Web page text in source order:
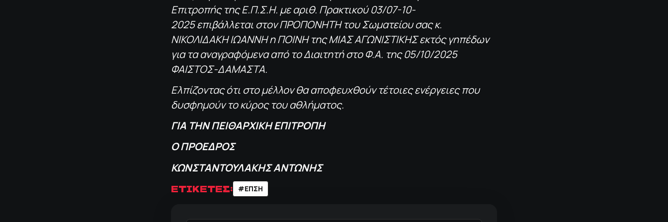
Επιτροπής της Ε.Π.Σ.Η. με αριθ. Πρακτικού 03/07-10-
2025 επιβάλλεται στον ΠΡΟΠΟΝΗΤΗ του Σωματείου σας κ.
ΝΙΚΟΛΙΔΑΚΗ ΙΩΑΝΝΗ η ΠΟΙΝΗ της ΜΙΑΣ ΑΓΩΝΙΣΤΙΚΗΣ εκτός γηπέδων
για τα αναγραφόμενα από το Διαιτητή στο Φ.Α. της 05/10/2025
ΦΑΙΣΤΟΣ-ΔΑΜΑΣΤΑ.
Ελπίζοντας ότι στο μέλλον θα αποφευχθούν τέτοιες ενέργειες που
δυσφημούν το κύρος του αθλήματος.
ΓΙΑ ΤΗΝ ΠΕΙΘΑΡΧΙΚΗ ΕΠΙΤΡΟΠΗ
Ο ΠΡΟΕΔΡΟΣ
ΚΩΝΣΤΑΝΤΟΥΛΑΚΗΣ ΑΝΤΩΝΗΣ
ΕΤΙΚΕΤΕΣ: #ΕΠΣΗ